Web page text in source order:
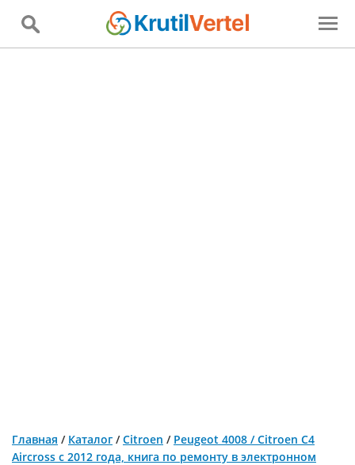
Главная / Каталог /Citroen / Peugeot 4008 / Citroen C4
Aircross с 2012 года, книга по ремонту в электронном